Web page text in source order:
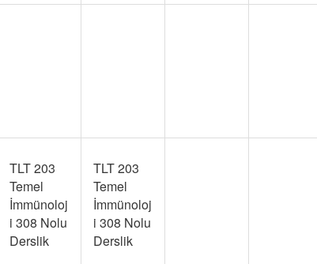
TLT 203
Temel
İmmünoloj
i 308 Nolu
Derslik
TLT 203
Temel
İmmünoloj
i 308 Nolu
Derslik